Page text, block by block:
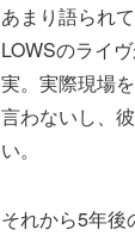
あまり語られ
LOWSのライ
実。実際現場
言わないし、
い。
それから5年後